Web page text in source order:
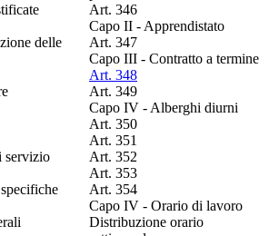
delle
servizio
Art. 346
Capo II - Apprendistato
Art. 347
Capo III - Contratto a termine
Art. 348
Art. 349
Capo IV - Alberghi diurni
Art. 350
Art. 351
Art. 352
Art. 353
Art. 354
Capo IV - Orario di lavoro
Distribuzione orario